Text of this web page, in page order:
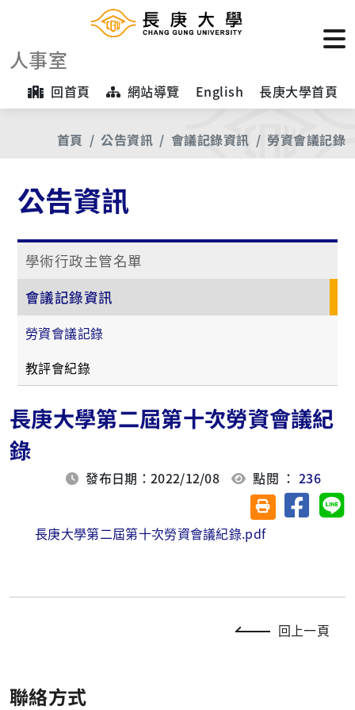
人事室
回首頁 網站導覽 English 長庚大學首頁
首頁 公告資訊 會議記錄資訊 勞資會議記錄
公告資訊
學術行政主管名單
會議記錄資訊
勞資會議記錄
教評會紀錄
長庚大學第二屆第十次勞資會議紀
錄
發布日期：2022/12/08 點閱 ：236
友善列印(另開視
分享至
長庚大學第二屆第十次勞資會議紀錄.pdf
回上一頁
聯絡方式